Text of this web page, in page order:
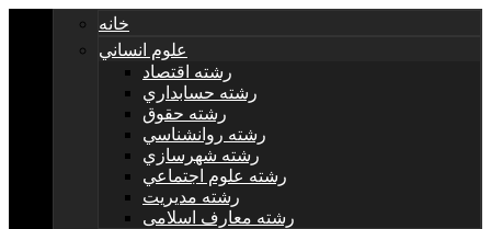
خانه
علوم انساني
رشته اقتصاد
رشته حسابداري
رشته حقوق
رشته روانشناسي
رشته شهرسازي
رشته علوم اجتماعي
رشته مديريت
رشته معارف اسلامی